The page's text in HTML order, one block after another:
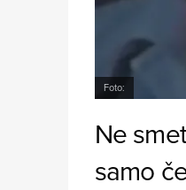
Foto:
Ne
samo